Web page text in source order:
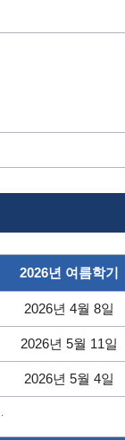
2026년 여름학기
2026년 4월 8일
2026년 5월 11일
2026년 5월 4일